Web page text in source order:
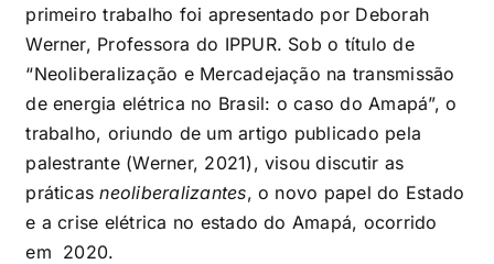
primeiro trabalho foi apresentado por Deborah
Werner, Professora do IPPUR. Sob o título de
“Neoliberalização e Mercadejação na transmissão
de energia elétrica no Brasil: o caso do Amapá”, o
trabalho, oriundo de um artigo publicado pela
palestrante (Werner, 2021), visou discutir as
práticasneoliberalizantes, o novo papel do Estado
e a crise elétrica no estado do Amapá, ocorrido
em 2020.